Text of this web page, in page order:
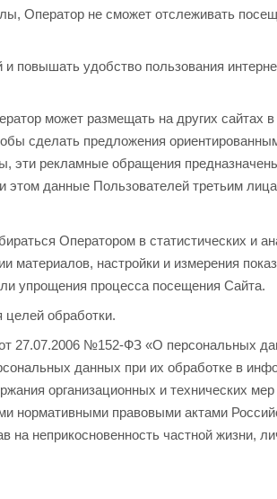
Оператор не сможет отслеживать
повышать удобство пользования
может размещать на других сайтах
сделать предложения
эти рекламные обращения
этом данные Пользователей третьим
Оператором в статистических и
настройки и измерения
упрощения процесса посещения Сайта.
обработки.
27.07.2006 №152-ФЗ «О персональных
данных при их обработке в
организационных и технических
нормативными правовыми актами
неприкосновенность частной жизни,